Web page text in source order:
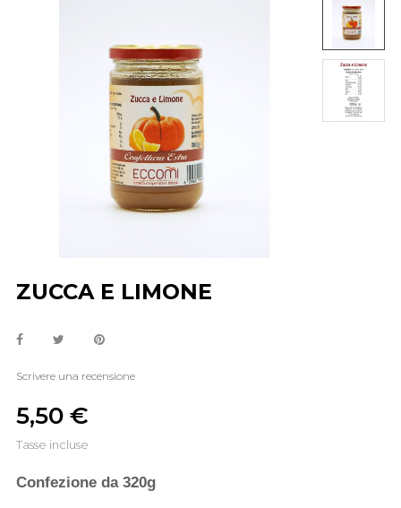
ZUCCA E LIMONE
Scrivere una recensione
5,50 €
Tasse incluse
Confezione da 320g